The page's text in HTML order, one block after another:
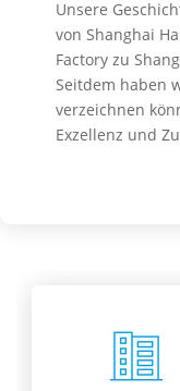
Unsere
von Shanghai
Factory zu
Seitdem haben
verzeichnen
Exzellenz und